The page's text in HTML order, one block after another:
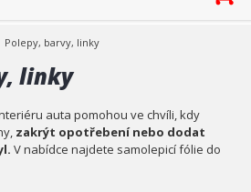
Polepy, barvy, linky
linky
auta pomohou ve chvíli, kdy
zakrýt opotřebení nebo dodat
V nabídce najdete samolepicí fólie do
i barvy pro vybrané části
upravit. Vyberte si řešení, které